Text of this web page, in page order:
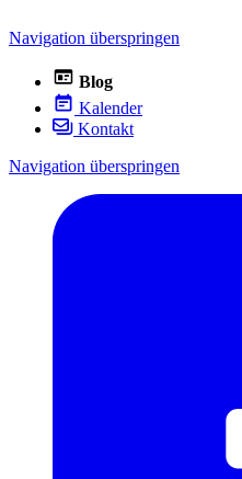
Navigation überspringen
Blog
Kalender
Kontakt
Navigation überspringen